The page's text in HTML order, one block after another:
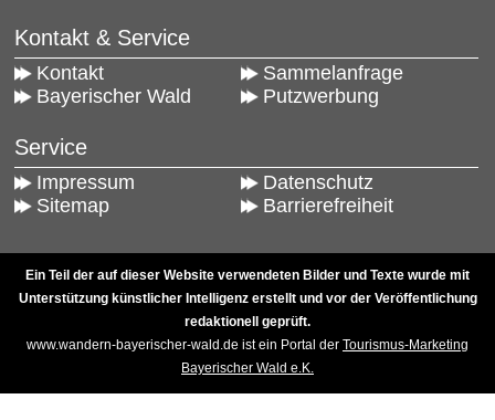
Kontakt & Service
Kontakt
Sammelanfrage
Bayerischer Wald
Putzwerbung
Service
Impressum
Datenschutz
Sitemap
Barrierefreiheit
Ein Teil der auf dieser Website verwendeten Bilder und Texte wurde mit
Unterstützung künstlicher Intelligenz erstellt und vor der Veröffentlichung
redaktionell geprüft.
www.wandern-bayerischer-wald.de ist ein Portal der Tourismus-Marketing
Bayerischer Wald e.K.